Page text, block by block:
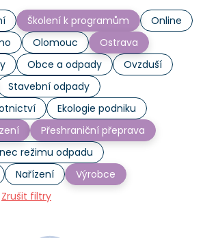
Školení k programům
Online
Olomouc
Ostrava
Obce a odpady
Ovzduší
Stavební odpady
Ekologie podniku
Přeshraniční přeprava
režimu odpadu
Nařízení
Výrobce
Zrušit filtry